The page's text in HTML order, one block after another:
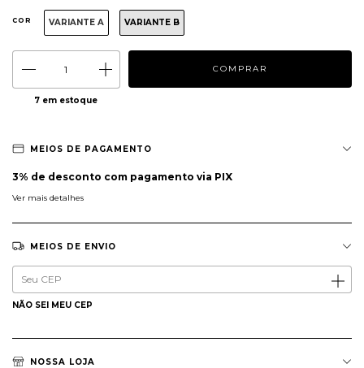
COR VARIANTE A VARIANTE B
7 em estoque
MEIOS DE PAGAMENTO
3% de desconto com pagamento via PIX
Ver mais detalhes
MEIOS DE ENVIO
Entregas para o CEP:
NÃO SEI MEU CEP
NOSSA LOJA